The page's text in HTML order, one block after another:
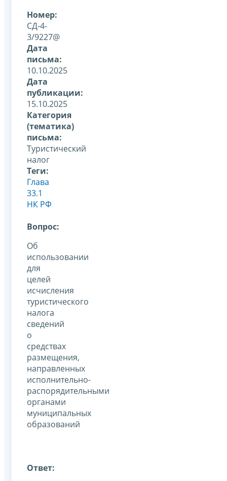
Номер:
СД-4-
3/9227@
Дата
письма:
10.10.2025
Дата
публикации:
15.10.2025
Категория
(тематика)
письма:
Туристический
налог
Теги:
Глава
33.1
НК РФ
Вопрос:
Об
использовании
для
целей
исчисления
туристического
налога
сведений
о
средствах
размещения,
направленных
исполнительно-
распорядительными
органами
муниципальных
образований
Ответ: